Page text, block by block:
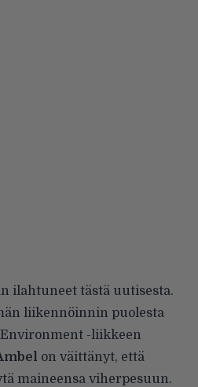
ilahtuneet tästä uutisesta.
liikennöinnin puolesta
-liikkeen
on väittänyt, että
maineensa viherpesuun.